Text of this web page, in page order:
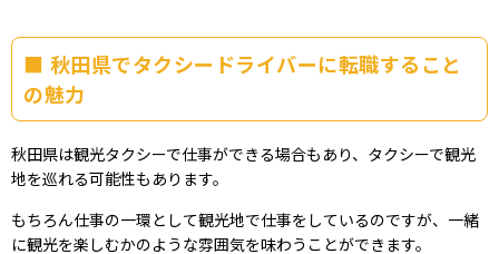
秋田県でタクシードライバーに転職すること
の魅力
秋田県は観光タクシーで仕事ができる場合もあり、タクシーで観光
地を巡れる可能性もあります。
もちろん仕事の一環として観光地で仕事をしているのですが、一緒
に観光を楽しむかのような雰囲気を味わうことができます。